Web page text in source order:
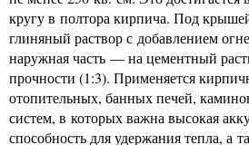
кругу в полтора кирпича. Под
глиняный раствор с добавлением
наружная часть — на цементный
прочности (1:3). Применяется
отопительных, банных печей,
систем, в которых важна высокая
способность для удержания тепла, а